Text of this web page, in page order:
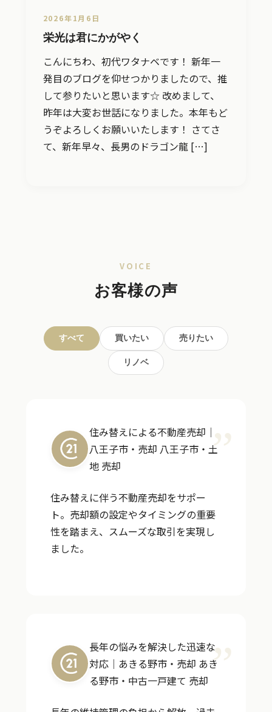
2026年1月6日
栄光は君にかがやく
こんにちわ、初代ワタナベです！ 新年一
発目のブログを仰せつかりましたので、推
して参りたいと思います☆ 改めまして、
昨年は大変お世話になりました。本年もど
うぞよろしくお願いいたします！ さてさ
て、新年早々、長男のドラゴン龍 […]
VOICE
お客様の声
すべて 買いたい 売りたい
リノベ
住み替えによる不動産売却｜
八王子市・売却 八王子市・土
地 売却
住み替えに伴う不動産売却をサポー
ト。売却額の設定やタイミングの重要
性を踏まえ、スムーズな取引を実現し
ました。
長年の悩みを解決した迅速な
対応｜あきる野市・売却 あき
る野市・中古一戸建て 売却